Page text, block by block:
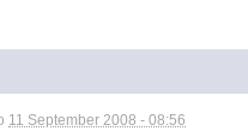
11 September 2008 - 08:56